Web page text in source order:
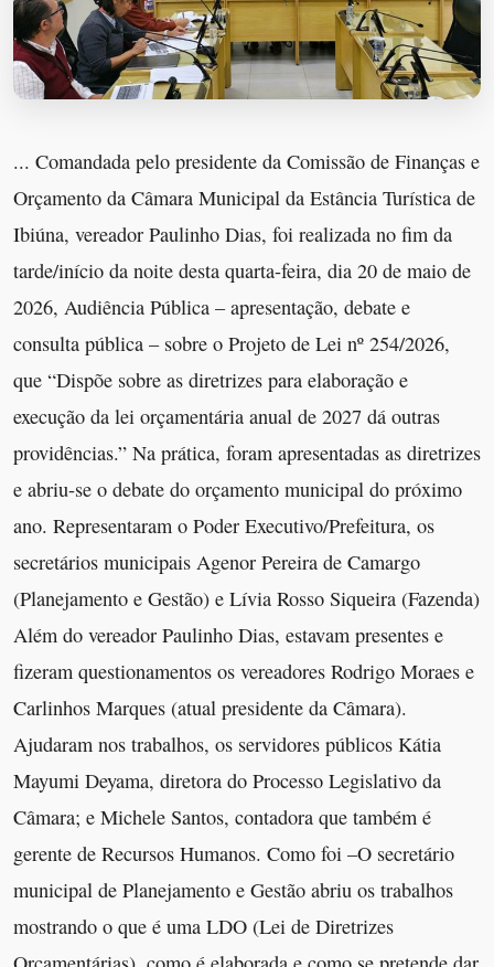
... Comandada pelo presidente da Comissão de Finanças e
Orçamento da Câmara Municipal da Estância Turística de
Ibiúna, vereador Paulinho Dias, foi realizada no fim da
tarde/início da noite desta quarta-feira, dia 20 de maio de
2026, Audiência Pública – apresentação, debate e
consulta pública – sobre o Projeto de Lei nº 254/2026,
que “Dispõe sobre as diretrizes para elaboração e
execução da lei orçamentária anual de 2027 dá outras
providências.” Na prática, foram apresentadas as diretrizes
e abriu-se o debate do orçamento municipal do próximo
ano. Representaram o Poder Executivo/Prefeitura, os
secretários municipais Agenor Pereira de Camargo
(Planejamento e Gestão) e Lívia Rosso Siqueira (Fazenda)
Além do vereador Paulinho Dias, estavam presentes e
fizeram questionamentos os vereadores Rodrigo Moraes e
Carlinhos Marques (atual presidente da Câmara).
Ajudaram nos trabalhos, os servidores públicos Kátia
Mayumi Deyama, diretora do Processo Legislativo da
Câmara; e Michele Santos, contadora que também é
gerente de Recursos Humanos. Como foi –O secretário
municipal de Planejamento e Gestão abriu os trabalhos
mostrando o que é uma LDO (Lei de Diretrizes